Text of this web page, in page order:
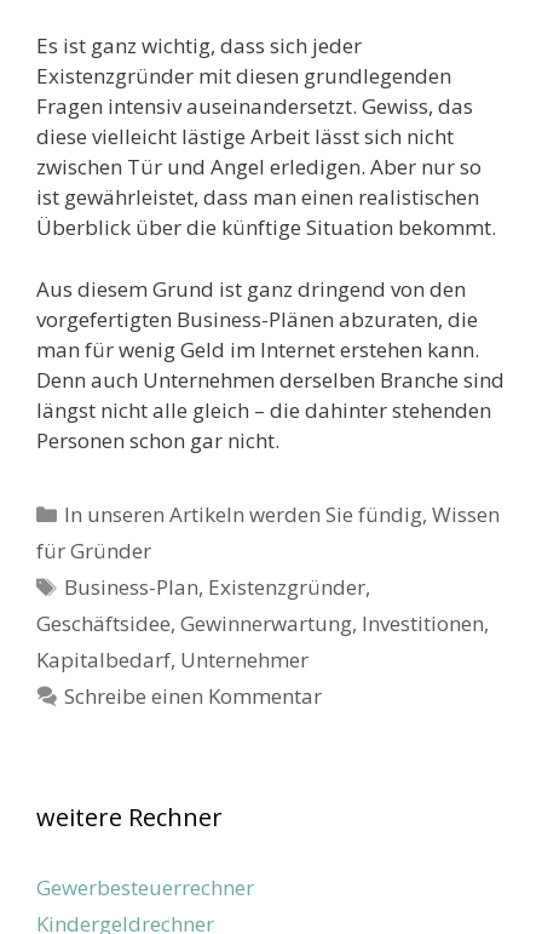
Es ist ganz wichtig, dass sich jeder
Existenzgründer mit diesen grundlegenden
Fragen intensiv auseinandersetzt. Gewiss, das
diese vielleicht lästige Arbeit lässt sich nicht
zwischen Tür und Angel erledigen. Aber nur so
ist gewährleistet, dass man einen realistischen
Überblick über die künftige Situation bekommt.
Aus diesem Grund ist ganz dringend von den
vorgefertigten Business-Plänen abzuraten, die
man für wenig Geld im Internet erstehen kann.
Denn auch Unternehmen derselben Branche sind
längst nicht alle gleich – die dahinter stehenden
Personen schon gar nicht.
Kategorien
In unseren Artikeln werden Sie fündig,Wissen
für Gründer
Schlagwörter
Business-Plan, Existenzgründer,
Geschäftsidee, Gewinnerwartung, Investitionen,
Kapitalbedarf, Unternehmer
Schreibe einen Kommentar
weitere Rechner
Gewerbesteuerrechner
Kindergeldrechner